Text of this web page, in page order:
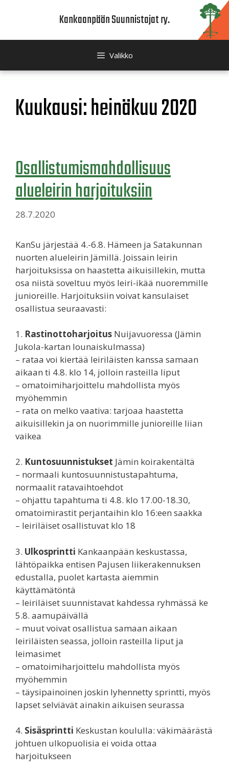
Kankaanpään Suunnistajat ry.
Valikko
Kuukausi:heinäkuu 2020
Osallistumismahdollisuus
alueleirin harjoituksiin
28.7.2020
KanSu järjestää 4.-6.8. Hämeen ja Satakunnan
nuorten alueleirin Jämillä. Joissain leirin
harjoituksissa on haastetta aikuisillekin, mutta
osa niistä soveltuu myös leiri-ikää nuoremmille
junioreille. Harjoituksiin voivat kansulaiset
osallistua seuraavasti:
1. Rastinottoharjoitus Nuijavuoressa (Jämin
Jukola-kartan lounaiskulmassa)
– rataa voi kiertää leiriläisten kanssa samaan
aikaan ti 4.8. klo 14, jolloin rasteilla liput
– omatoimiharjoittelu mahdollista myös
myöhemmin
– rata on melko vaativa: tarjoaa haastetta
aikuisillekin ja on nuorimmille junioreille liian
vaikea
2. Kuntosuunnistukset Jämin koirakentältä
– normaali kuntosuunnistustapahtuma,
normaalit ratavaihtoehdot
– ohjattu tapahtuma ti 4.8. klo 17.00-18.30,
omatoimirastit perjantaihin klo 16:een saakka
– leiriläiset osallistuvat klo 18
3. Ulkosprintti Kankaanpään keskustassa,
lähtöpaikka entisen Pajusen liikerakennuksen
edustalla, puolet kartasta aiemmin
käyttämätöntä
– leiriläiset suunnistavat kahdessa ryhmässä ke
5.8. aamupäivällä
– muut voivat osallistua samaan aikaan
leiriläisten seassa, jolloin rasteilla liput ja
leimasimet
– omatoimiharjoittelu mahdollista myös
myöhemmin
– täysipainoinen joskin lyhennetty sprintti, myös
lapset selviävät ainakin aikuisen seurassa
4. Sisäsprintti Keskustan koululla: väkimäärästä
johtuen ulkopuolisia ei voida ottaa
harjoitukseen